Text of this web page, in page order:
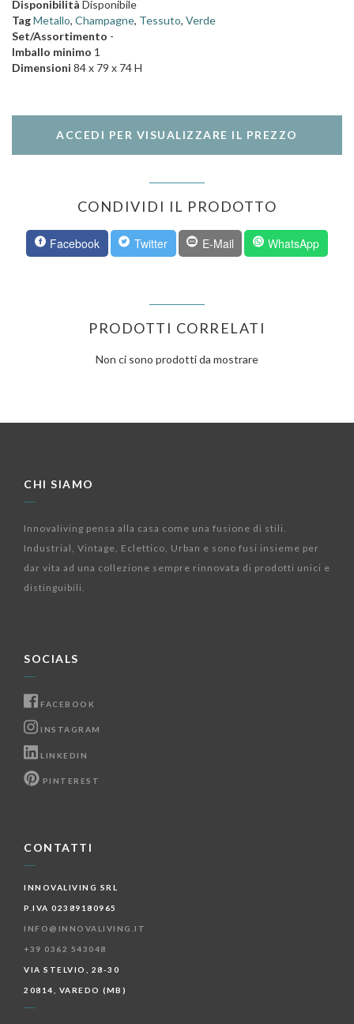
Disponibilità Disponibile
TagMetallo, Champagne, Tessuto, Verde
Set/Assortimento -
Imballo minimo 1
Dimensioni 84 x 79 x 74 H
ACCEDI PER VISUALIZZARE IL PREZZO
CONDIVIDI IL PRODOTTO
Facebook Twitter E-Mail WhatsApp
PRODOTTI CORRELATI
Non ci sono prodotti da mostrare
CHI SIAMO
Innovaliving pensa alla casa come una fusione di stili.
Industrial, Vintage, Eclettico, Urban e sono fusi insieme per
dar vita ad una collezione sempre rinnovata di prodotti unici e
distinguibili.
SOCIALS
FACEBOOK
INSTAGRAM
LINKEDIN
PINTEREST
CONTATTI
INNOVALIVING SRL
P.IVA 02389180965
INFO@INNOVALIVING.IT
+39 0362 543048
VIA STELVIO, 28-30
20814, VAREDO (MB)